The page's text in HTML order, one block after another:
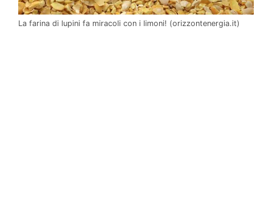
La farina di lupini fa miracoli con i limoni! (orizzontenergia.it)